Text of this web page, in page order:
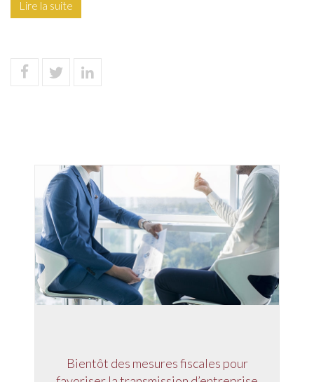
Lire la suite
Bientôt des mesures fiscales pour